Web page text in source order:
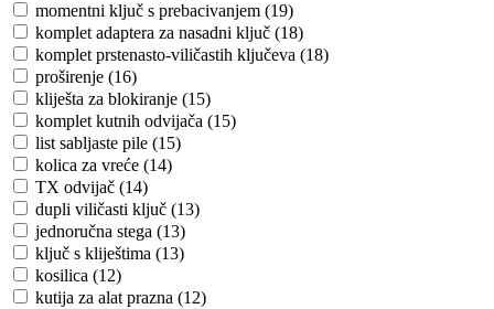
momentni ključ s prebacivanjem (19)
komplet adaptera za nasadni ključ (18)
komplet prstenasto-viličastih ključeva (18)
proširenje (16)
kliješta za blokiranje (15)
komplet kutnih odvijača (15)
list sabljaste pile (15)
kolica za vreće (14)
TX odvijač (14)
dupli viličasti ključ (13)
jednoručna stega (13)
ključ s kliještima (13)
kosilica (12)
kutija za alat prazna (12)